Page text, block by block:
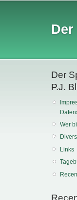
Der
P.J.
Wer
Links